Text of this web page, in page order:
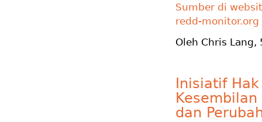
Sumber di
redd-monitor.org
Oleh Chris Lang,
Inisiatif
dan